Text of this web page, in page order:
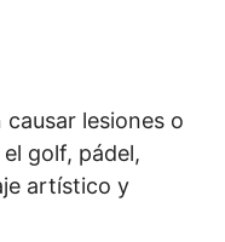
lesiones o
golf, pádel,
artístico y